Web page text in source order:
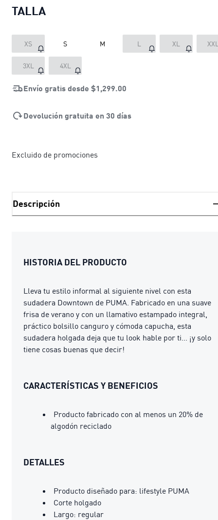
TALLA
XS S M L XL
3XL 4XL
Envío gratis desde $1,299.00
Devolución gratuita en 30 días
Excluido de promociones
Descripción
HISTORIA DEL PRODUCTO
Lleva tu estilo informal al siguiente nivel con esta
sudadera Downtown de PUMA. Fabricado en una suave
frisa de verano y con un llamativo estampado integral,
práctico bolsillo canguro y cómoda capucha, esta
sudadera holgada deja que tu look hable por ti... ¡y solo
tiene cosas buenas que decir!
CARACTERÍSTICAS Y BENEFICIOS
Producto fabricado con al menos un 20% de
algodón reciclado
DETALLES
Producto diseñado para: lifestyle PUMA
Corte holgado
Largo: regular